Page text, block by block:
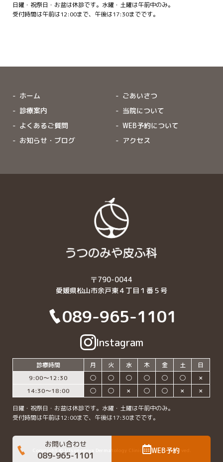
日曜・祝祭日・お盆は休診です。水曜・土曜は午前中のみ。
受付時間は午前は12:00まで、午後は17:30までです。
お問い合わせ
089-965-1101 WEB予約
ホーム
ごあいさつ
診療案内
当院について
よくあるご質問
WEB予約について
お知らせ・ブログ
アクセス
〒790-0044
愛媛県松山市余戸東４丁目１番５号
089-965-1101
Instagram
診療時間 月 火 水 木 金 土
日
9:00〜12:30
◯ ◯ ◯ ◯ ◯ ◯
✗
14:30〜18:00
◯ ◯ ✗ ◯ ◯ ✗ ✗
日曜・祝祭日・お盆は休診です。水曜・土曜は午前中のみ。
受付時間は午前は12:00まで、午後は17:30までです。
Copyright © Utsunomiya Dermatology Clinic All rights reserved.